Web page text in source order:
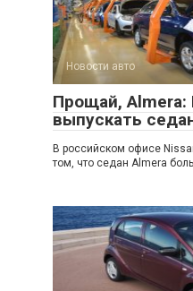
Новости авто
Прощай, Almera:
выпускать
В российском офисе
том, что седан Almera